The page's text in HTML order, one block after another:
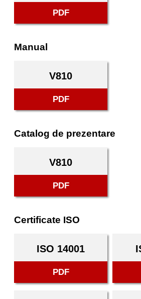
PDF
Manual
V810
PDF
Catalog de prezentare
V810
PDF
Certificate ISO
ISO 14001
PDF